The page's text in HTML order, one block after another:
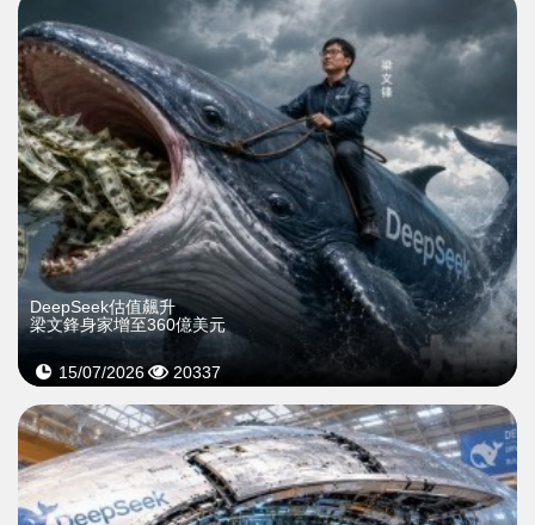
DeepSeek估值飆升
梁文鋒身家增至360億美元
15/07/2026 20337